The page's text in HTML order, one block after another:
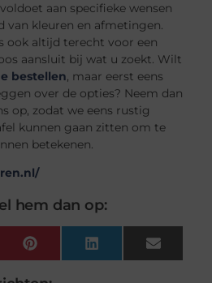
aan specifieke wensen
van kleuren en afmetingen.
ook altijd terecht voor een
aansluit bij wat u zoekt. Wilt
bestellen, maar eerst eens
over de opties? Neem dan
op, zodat we eens rustig
kunnen gaan zitten om te
betekenen.
hem dan op:
Pinterest LinkedIn Email